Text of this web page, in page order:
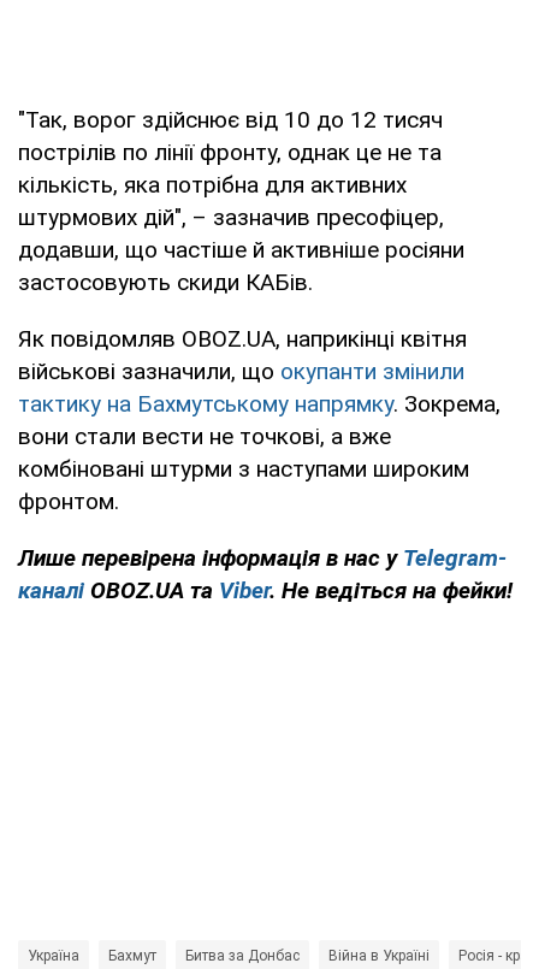
"Так, ворог здійснює від 10 до 12 тисяч
пострілів по лінії фронту, однак це не та
кількість, яка потрібна для активних
штурмових дій", – зазначив пресофіцер,
додавши, що частіше й активніше росіяни
застосовують скиди КАБів.
Як повідомляв OBOZ.UA, наприкінці квітня
військові зазначили, що окупанти змінили
тактику на Бахмутському напрямку. Зокрема,
вони стали вести не точкові, а вже
комбіновані штурми з наступами широким
фронтом.
Лише перевірена інформація в нас у Telegram-
каналі OBOZ.UA та Viber. Не ведіться на фейки!
Україна Бахмут Битва за Донбас Війна в Україні Росія -